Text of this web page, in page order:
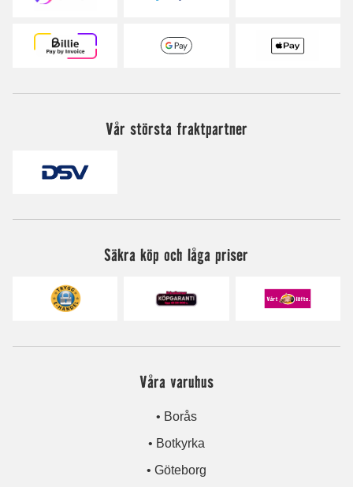
Vår största fraktpartner
Säkra köp och låga priser
Våra varuhus
• Borås
• Botkyrka
• Göteborg